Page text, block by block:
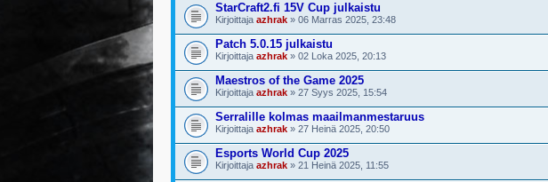
StarCraft2.fi 15V Cup julkaistu
Kirjoittaja azhrak » 06 Marras 2025, 23:48
Patch 5.0.15 julkaistu
Kirjoittaja azhrak » 02 Loka 2025, 20:13
Maestros of the Game 2025
Kirjoittaja azhrak » 27 Syys 2025, 15:54
Serralille kolmas maailmanmestaruus
Kirjoittaja azhrak » 27 Heinä 2025, 20:50
Esports World Cup 2025
Kirjoittaja azhrak » 21 Heinä 2025, 11:55